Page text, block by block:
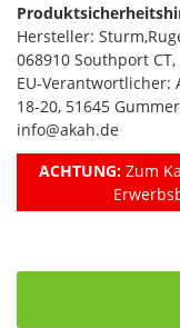
Hersteller:
068910 Southport CT,
EU-Verantwortlicher:
18-20, 51645
info@akah.de
ACHTUNG:Zum